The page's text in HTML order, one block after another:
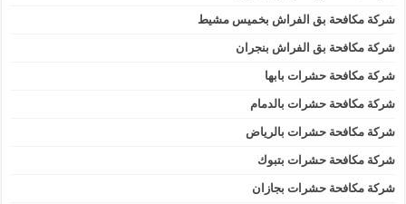
شركة مكافحة بق الفراش بخميس مشيط
شركة مكافحة بق الفراش بنجران
شركة مكافحة حشرات بابها
شركة مكافحة حشرات بالدمام
شركة مكافحة حشرات بالرياض
شركة مكافحة حشرات بتبوك
شركة مكافحة حشرات بجازان